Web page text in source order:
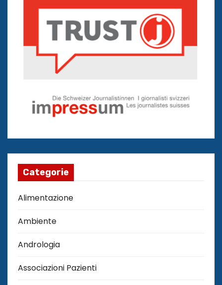
Categorie
Alimentazione
Ambiente
Andrologia
Associazioni Pazienti